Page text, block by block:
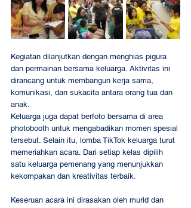
Kegiatan dilanjutkan dengan menghias pigura
dan permainan bersama keluarga. Aktivitas ini
dirancang untuk membangun kerja sama,
komunikasi, dan sukacita antara orang tua dan
anak.
Keluarga juga dapat berfoto bersama di area
photobooth untuk mengabadikan momen spesial
tersebut. Selain itu, lomba TikTok keluarga turut
memeriahkan acara. Dari setiap kelas dipilih
satu keluarga pemenang yang menunjukkan
kekompakan dan kreativitas terbaik.
Keseruan acara ini dirasakan oleh murid dan